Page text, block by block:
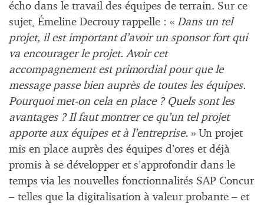
écho dans le travail des équipes de terrain. Sur ce
sujet, Émeline Decrouy rappelle : « Dans un tel
projet, il est important d’avoir un sponsor fort qui
va encourager le projet. Avoir cet
accompagnement est primordial pour que le
message passe bien auprès de toutes les équipes.
Pourquoi met-on cela en place ? Quels sont les
avantages ? Il faut montrer ce qu’un tel projet
apporte aux équipes et à l’entreprise. » Un projet
mis en place auprès des équipes d’ores et déjà
promis à se développer et s’approfondir dans le
temps via les nouvelles fonctionnalités SAP Concur
– telles que la digitalisation à valeur probante – et